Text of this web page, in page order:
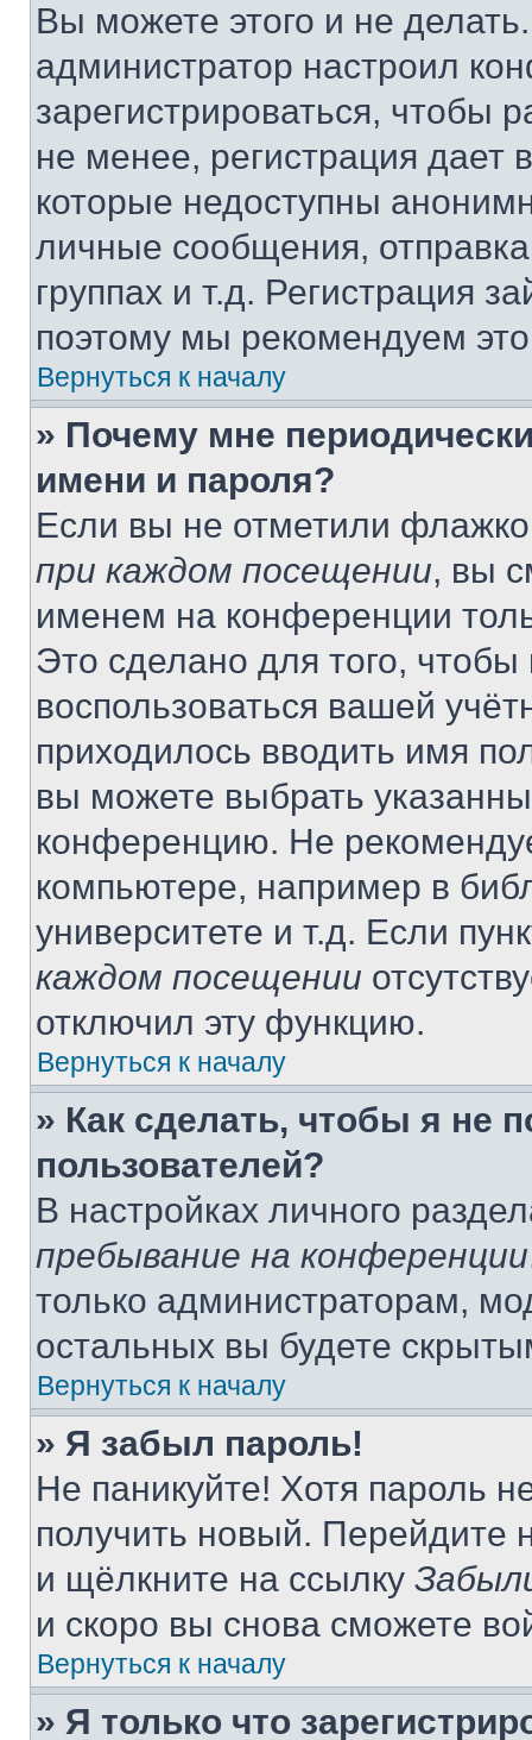
Вы можете этого и не
администратор настроил
зарегистрироваться, чтобы
не менее, регистрация
которые недоступны
личные сообщения,
группах и т.д. Регистрация
поэтому мы рекомендуем
Вернуться к началу
» Почему мне
имени и пароля?
Если вы не отметили
при каждом посещении, вы
именем на конференции
Это сделано для того, чтобы
воспользоваться вашей
приходилось вводить имя
вы можете выбрать
конференцию. Не
компьютере, например в
университете и т.д. Если
каждом посещении
отключил эту функцию.
Вернуться к началу
» Как сделать, чтобы я не
пользователей?
В настройках личного
пребывание на конференции
только администраторам,
остальных вы будете
Вернуться к началу
» Я забыл пароль!
Не паникуйте! Хотя пароль
получить новый. Перейдите
и щёлкните на ссылку
и скоро вы снова сможете
Вернуться к началу
» Я только что